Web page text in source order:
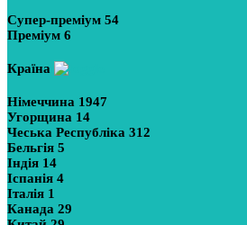
Супер-преміум 54
Преміум 6
Країна
Німеччина 1947
Угорщина 14
Чеська Республіка 312
Бельгія 5
Індія 14
Іспанія 4
Італія 1
Канада 29